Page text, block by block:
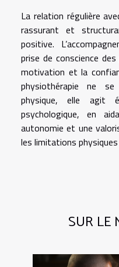
La relation régulière
rassurant et
positive.
prise de conscience
motivation et la
physiothérapie ne
physique, elle agit
psychologique, en
autonomie et une
les limitations
SUR LE